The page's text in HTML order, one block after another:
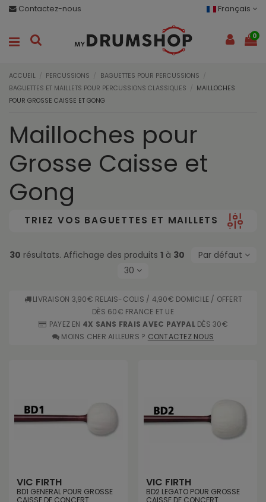
Contactez-nous Français
0
ACCUEIL PERCUSSIONS
BAGUETTES POUR PERCUSSIONS
BAGUETTES ET MAILLETS POUR PERCUSSIONS CLASSIQUES
MAILLOCHES
POUR GROSSE CAISSE ET GONG
Mailloches pour
Grosse Caisse et
Gong
TRIEZ VOS BAGUETTES ET MAILLETS
30 résultats. Affichage des produits1 à 30
Par défaut
30
LIVRAISON 3,90€ RELAIS-COLIS / 4,90€ DOMICILE / OFFERT
DÈS 60€ FRANCE ET UE
PAYEZ EN 4X SANS FRAIS AVEC PAYPALDÈS 30€
MOINS CHER AILLEURS ? CONTACTEZ NOUS
VIC FIRTH
BD1 GENERAL POUR GROSSE
VIC FIRTH
BD2 LEGATO POUR GROSSE